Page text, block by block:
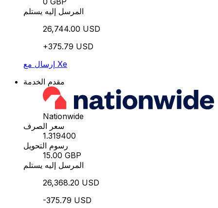
المرسل إليه يستلم
26,744.00 USD
+375.79 USD
إرسال مع Xe
مقدم الخدمة
Nationwide
سعر الصرف
1.319400
رسوم التحويل
15.00 GBP
المرسل إليه يستلم
26,368.20 USD
-375.79 USD